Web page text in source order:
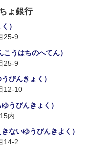
ょ銀行
）
25-9
うはちのへてん）
25-9
びんきょく）
12-10
うびんきょく）
内
ないゆうびんきよく）
14-2